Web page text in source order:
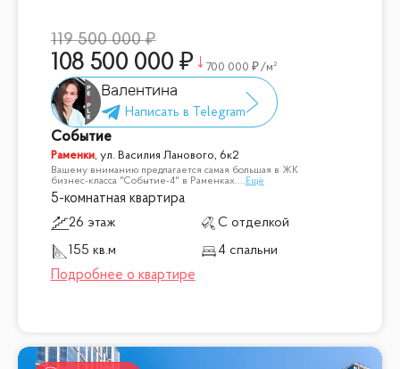
119 500 000
108 500 000 700 000 /м²
Валентина
Событие
Раменки, ул. Василия Ланового, 6к2
Вашему вниманию предлагается самая большая в ЖК
бизнес-класса "Событие-4" в Раменках.... Ещё
5-комнатная квартира
26 этаж
С отделкой
155 кв.м
4 спальни